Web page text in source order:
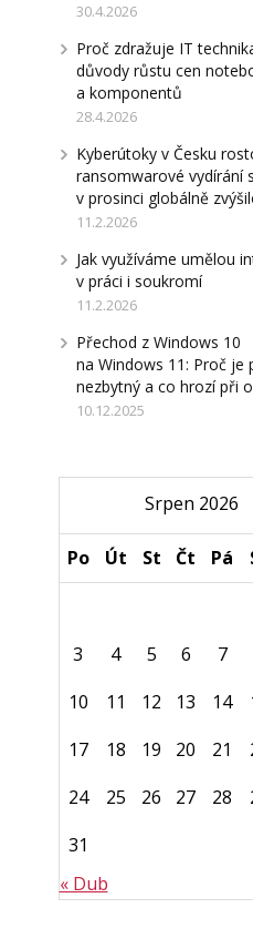
30.4.2026
Proč zdražuje IT
důvody růstu cen
a komponentů
28.4.2026
Kyberútoky v Česku
ransomwarové vydírání
v prosinci globálně
11.2.2026
Jak využíváme umělou
v práci i soukromí
11.2.2026
Přechod z Windows 10
na Windows 11: Proč je
nezbytný a co hrozí při
10.12.2025
Srpen 2026
Po Út St Čt Pá
3
4 5 6 7
10
11 12 13 14
17
18 19 20 21
24
25 26 27 28
31
« Dub